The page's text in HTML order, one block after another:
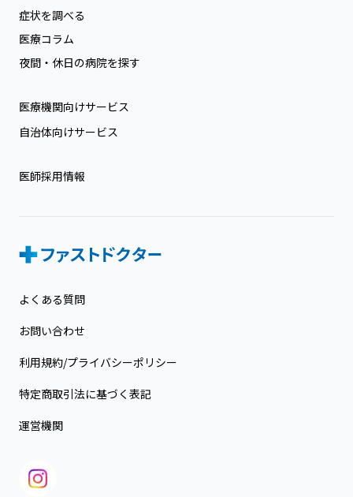
症状を調べる
医療コラム
夜間・休日の病院を探す
医療機関向けサービス
自治体向けサービス
医師採用情報
よくある質問
お問い合わせ
利用規約/プライバシーポリシー
特定商取引法に基づく表記
運営機関